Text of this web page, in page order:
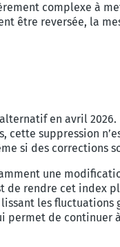
complexe à
être reversée, la
en avril
suppression
si des corrections
une
rendre cet index
les fluctuations
de continuer